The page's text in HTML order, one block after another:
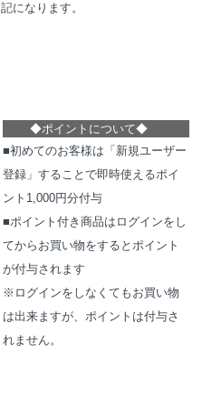
記になります。
◆ポイントについて◆
■初めてのお客様は「新規ユーザー
登録」することで即時使えるポイ
ント1,000円分付与
■ポイント付き商品はログインをし
てからお買い物をするとポイント
が付与されます
※ログインをしなくてもお買い物
は出来ますが、ポイントは付与さ
れません。